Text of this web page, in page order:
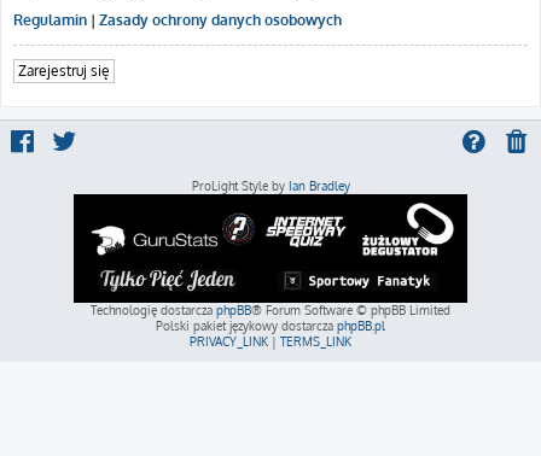
Regulamin | Zasady ochrony danych osobowych
Zarejestruj się
ProLight Style by Ian Bradley
Technologię dostarcza phpBB® Forum Software © phpBB Limited
Polski pakiet językowy dostarcza phpBB.pl
PRIVACY_LINK | TERMS_LINK